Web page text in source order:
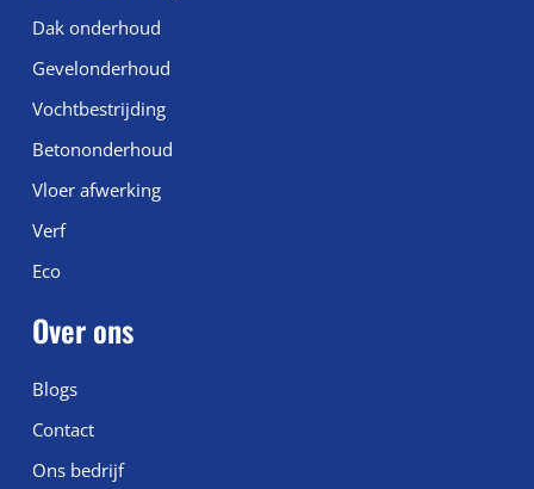
Dak onderhoud
Gevelonderhoud
Vochtbestrijding
Betononderhoud
Vloer afwerking
Verf
Eco
Over ons
Blogs
Contact
Ons bedrijf